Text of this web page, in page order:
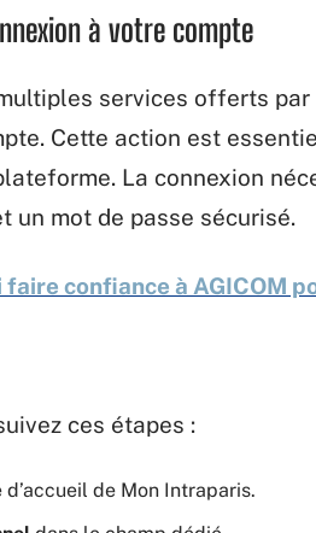
à votre compte
services offerts
Cette action est
La connexion
un mot de passe sécurisé.
faire confiance à AGICOM
ces étapes :
de Mon Intraparis.